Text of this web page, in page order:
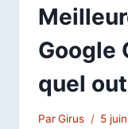
Google
quel
ParGirus 5